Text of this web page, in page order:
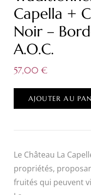
Capella +
Noir –
A.O.C.
57,00 €
AJOUTER AU
Le Château La
propriétés,
fruités qui peuvent